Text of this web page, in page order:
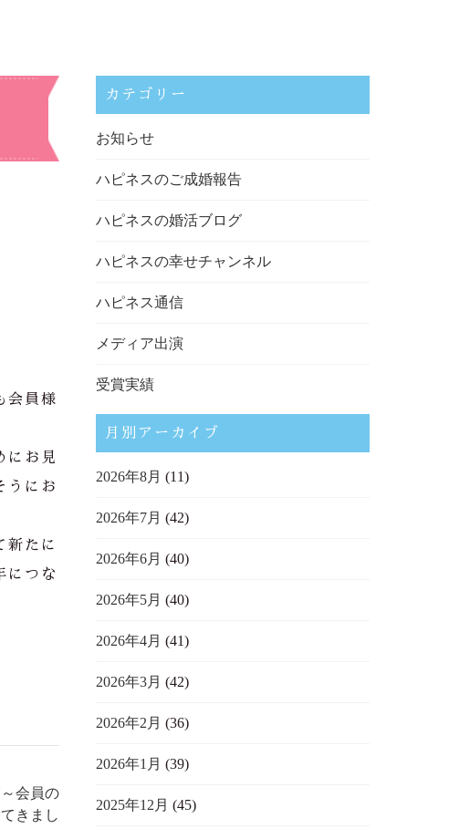
会員様
にお見
うにお
新たに
につな
会員の
きまし
カテゴリー
お知らせ
ハピネスのご成婚報告
ハピネスの婚活ブログ
ハピネスの幸せチャンネル
ハピネス通信
メディア出演
受賞実績
月別アーカイブ
2026年8月 (11)
2026年7月 (42)
2026年6月 (40)
2026年5月 (40)
2026年4月 (41)
2026年3月 (42)
2026年2月 (36)
2026年1月 (39)
2025年12月 (45)